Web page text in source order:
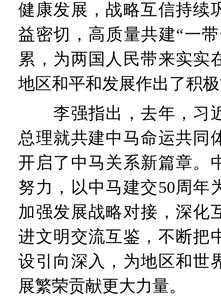
健康发展，战略互信持续
益密切，高质量共建“一
累，为两国人民带来实实
地区和平和发展作出了积
李强指出，去年，习
总理就共建中马命运共同
开启了中马关系新篇章。
努力，以中马建交50周年
加强发展战略对接，深化
进文明交流互鉴，不断把
设引向深入，为地区和世
展繁荣贡献更大力量。